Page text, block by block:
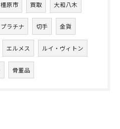
橿原市 買取 大和八木
プラチナ 切手 金貨
エルメス ルイ・ヴィトン
骨董品